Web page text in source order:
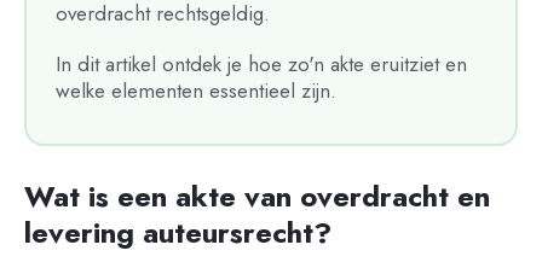
overdracht rechtsgeldig.
In dit artikel ontdek je hoe zo'n akte eruitziet en
welke elementen essentieel zijn.
Wat is een akte van overdracht en
levering auteursrecht?